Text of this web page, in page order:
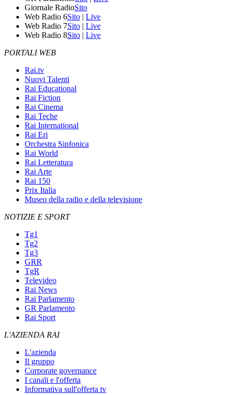
Giornale RadioSito
Web Radio 6Sito | Live
Web Radio 7Sito | Live
Web Radio 8Sito | Live
PORTALI WEB
Rai.tv
Nuovi Talenti
Rai Educational
Rai Fiction
Rai Cinema
Rai Teche
Rai International
Rai Eri
Orchestra Sinfonica
Rai World
Rai Letteratura
Rai Arte
Rai 150
Prix Italia
Museo della radio e della televisione
NOTIZIE E SPORT
Tg1
Tg2
Tg3
GRR
TgR
Televideo
Rai News
Rai Parlamento
GR Parlamento
Rai Sport
L'AZIENDA RAI
L'azienda
Il gruppo
Corporate governance
I canali e l'offerta
Informativa sull'offerta tv